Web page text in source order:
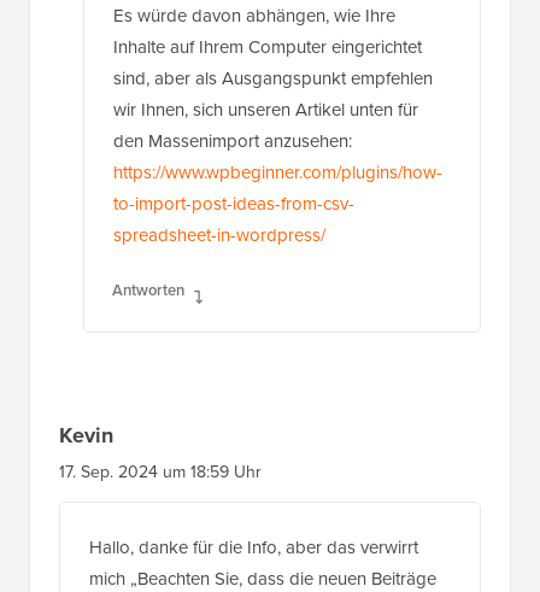
Es würde davon abhängen, wie Ihre
Inhalte auf Ihrem Computer eingerichtet
sind, aber als Ausgangspunkt empfehlen
wir Ihnen, sich unseren Artikel unten für
den Massenimport anzusehen:
https://www.wpbeginner.com/plugins/how-
to-import-post-ideas-from-csv-
spreadsheet-in-wordpress/
Antworten
Kevin
17. Sep. 2024 um 18:59 Uhr
Hallo, danke für die Info, aber das verwirrt
mich „Beachten Sie, dass die neuen Beiträge